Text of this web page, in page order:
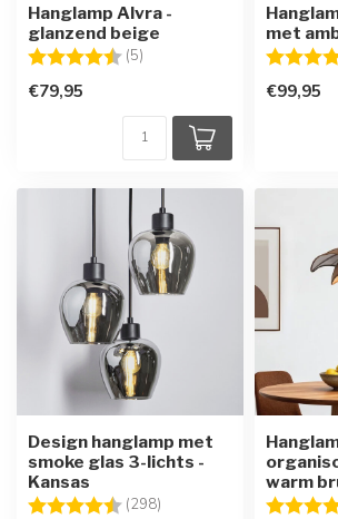
Hanglamp Alvra -
glanzend beige
Beoordeling: (5)
€79,95
met
€99,95
Design hanglamp met
smoke glas 3-lichts -
Kansas
Beoordeling: (298) 4.7 uit 5 sterren
warm